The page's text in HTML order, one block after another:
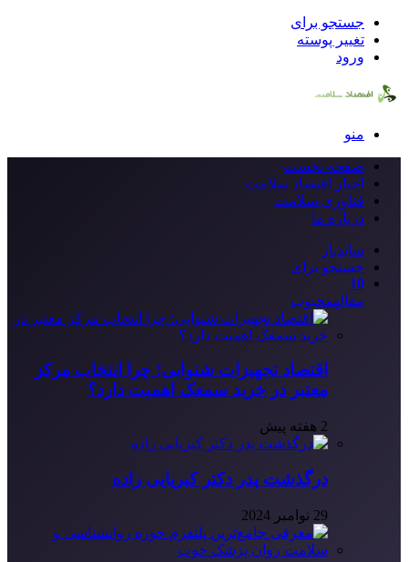
جستجو برای
تغییر پوسته
ورود
منو
صفحه نخست
اخبار اقتصاد سلامت
فناوری سلامت
درباره ما
سایدبار
جستجو برای
10
مقالهمحبوب
اقتصاد تجهیزات شنوایی؛ چرا انتخاب مرکز
معتبر در خرید سمعک اهمیت دارد؟
2 هفته پیش
درگذشت پدر دکتر کبریایی زاده
29 نوامبر 2024